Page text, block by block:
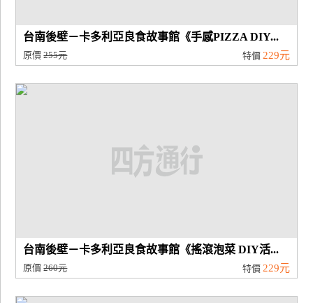
台南後壁－卡多利亞良食故事館《手感PIZZA DIY...
原價255元 特價 229元
台南後壁－卡多利亞良食故事館《搖滾泡菜 DIY活...
原價260元 特價 229元